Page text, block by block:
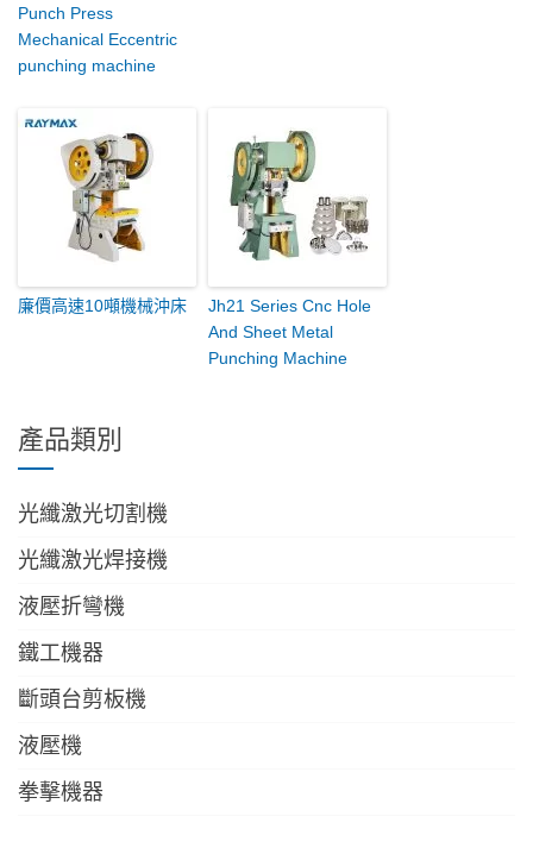
Punch Press
Mechanical Eccentric
punching machine
廉價高速10噸機械沖床
Jh21 Series Cnc Hole
And Sheet Metal
Punching Machine
產品類別
光纖激光切割機
光纖激光焊接機
液壓折彎機
鐵工機器
斷頭台剪板機
液壓機
拳擊機器